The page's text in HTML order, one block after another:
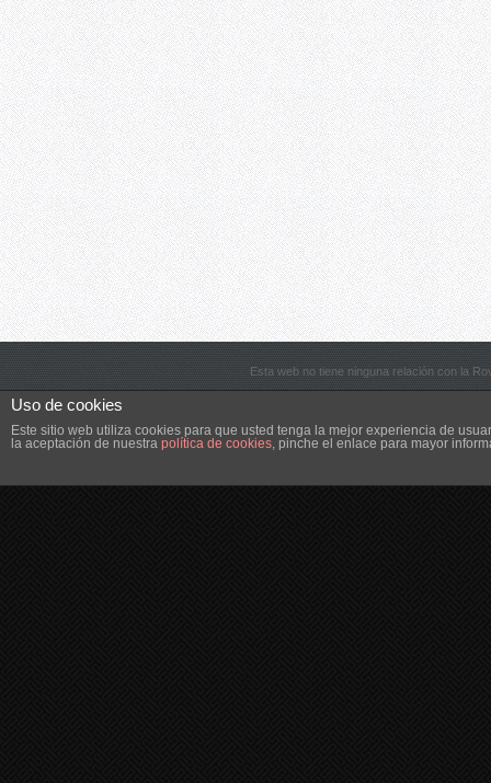
Esta web no tiene ninguna relación con la
Uso de cookies
Este sitio web utiliza cookies para que usted tenga la mejor experiencia de
la aceptación de nuestra política de cookies, pinche el enlace para mayor